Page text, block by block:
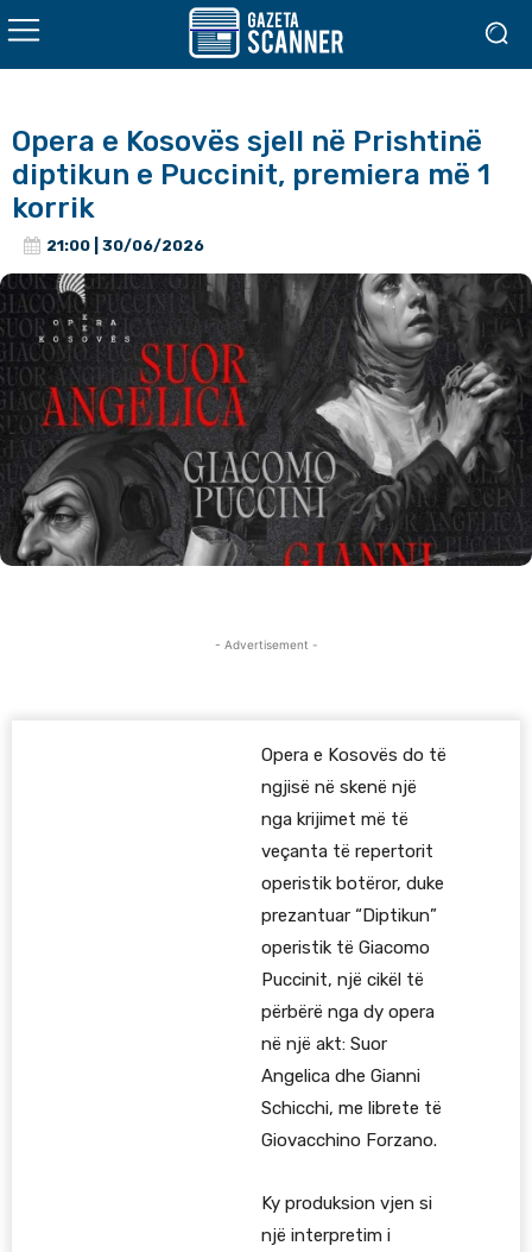
Opera e Kosovës sjell në Prishtinë
diptikun e Puccinit, premiera më 1
korrik
21:00 | 30/06/2026
- Advertisement -
Opera e Kosovës do të
ngjisë në skenë një
nga krijimet më të
veçanta të repertorit
operistik botëror, duke
prezantuar “Diptikun”
operistik të Giacomo
Puccinit, një cikël të
përbërë nga dy opera
në një akt: Suor
Angelica dhe Gianni
Schicchi, me librete të
Giovacchino Forzano.
Ky produksion vjen si
një interpretim i